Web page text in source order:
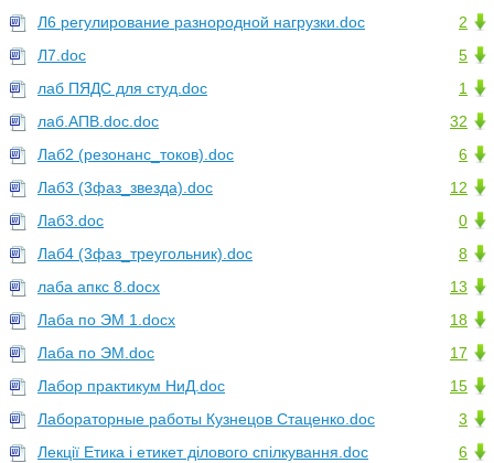
2
Л6 регулирование разнородной нагрузки.doc
5
Л7.doc
1
лаб ПЯДС для студ.doc
32
лаб.АПВ.doc.doc
6
Лаб2 (резонанс_токов).doc
12
Лаб3 (3фаз_звезда).doc
0
Лаб3.doc
8
Лаб4 (3фаз_треугольник).doc
13
лаба апкс 8.docx
18
Лаба по ЭМ 1.docx
17
Лаба по ЭМ.doc
15
Лабор практикум НиД.doc
3
Лабораторные работы Кузнецов Стаценко.doc
6
Лекції Етика і етикет ділового спілкування.doc